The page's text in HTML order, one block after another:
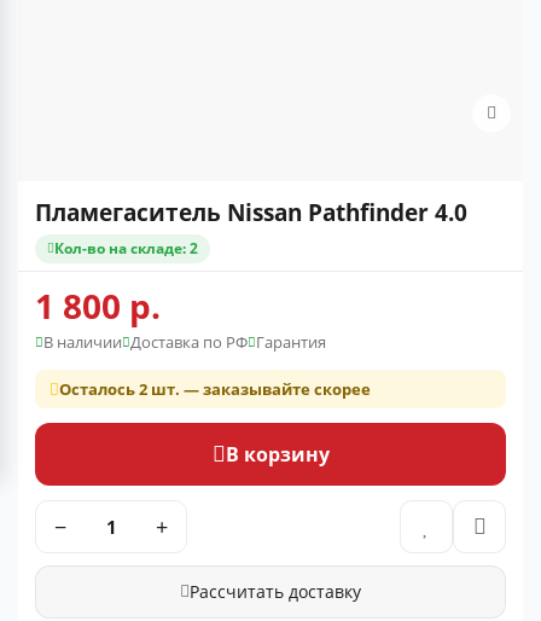
Пламегаситель Nissan Pathfinder 4.0
Кол-во на складе: 2
1 800 р.
В наличии Доставка по РФ Гарантия
Осталось 2 шт. — заказывайте скорее
В корзину
− +
Рассчитать доставку